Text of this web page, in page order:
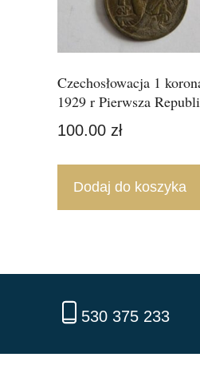
Czechosłowacja 1
1929 r Pierwsza
100.00 zł
Dodaj do koszyka
530 375 233